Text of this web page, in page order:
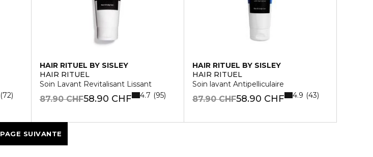
72
HAIR RITUEL BY SISLEY
HAIR RITUEL
Soin Lavant Revitalisant Lissant
58.90 CHF
87.90 CHF 4.7 95
HAIR RITUEL BY SISLEY
HAIR RITUEL
Soin lavant Antipelliculaire
58.90 CHF
87.90 CHF 4.9 43
PAGE SUIVANTE